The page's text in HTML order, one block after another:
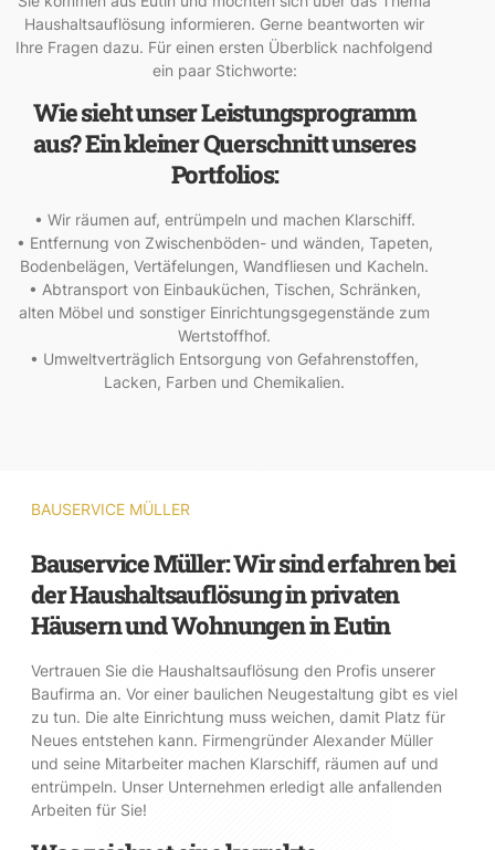
Haushaltsauflösung informieren. Gerne beantworten wir
Ihre Fragen dazu. Für einen ersten Überblick nachfolgend
ein paar Stichworte:
Wie sieht unser Leistungsprogramm
aus? Ein kleiner Querschnitt unseres
Portfolios:
• Wir räumen auf, entrümpeln und machen Klarschiff.
• Entfernung von Zwischenböden- und wänden, Tapeten,
Bodenbelägen, Vertäfelungen, Wandfliesen und Kacheln.
• Abtransport von Einbauküchen, Tischen, Schränken,
alten Möbel und sonstiger Einrichtungsgegenstände zum
Wertstoffhof.
• Umweltverträglich Entsorgung von Gefahrenstoffen,
Lacken, Farben und Chemikalien.
BAUSERVICE MÜLLER
Bauservice Müller: Wir sind erfahren bei
der Haushaltsauflösung in privaten
Häusern und Wohnungen in Eutin
Vertrauen Sie die Haushaltsauflösung den Profis unserer
Baufirma an. Vor einer baulichen Neugestaltung gibt es viel
zu tun. Die alte Einrichtung muss weichen, damit Platz für
Neues entstehen kann. Firmengründer Alexander Müller
und seine Mitarbeiter machen Klarschiff, räumen auf und
entrümpeln. Unser Unternehmen erledigt alle anfallenden
Arbeiten für Sie!